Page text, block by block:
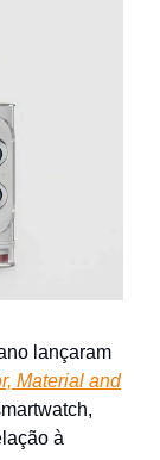
lançaram
Material and
à